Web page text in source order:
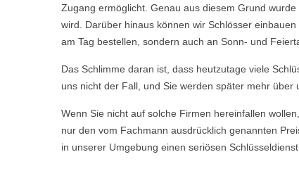
Zugang ermöglicht. Genau aus diesem Grund
wird. Darüber hinaus können wir Schlösser
am Tag bestellen, sondern auch an Sonn- und
Das Schlimme daran ist, dass heutzutage viele
uns nicht der Fall, und Sie werden später mehr über
Wenn Sie nicht auf solche Firmen hereinfallen
nur den vom Fachmann ausdrücklich genannten
in unserer Umgebung einen seriösen